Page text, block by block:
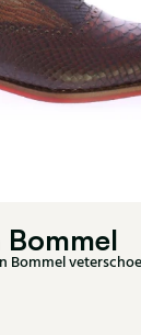
Bommel
Bommel